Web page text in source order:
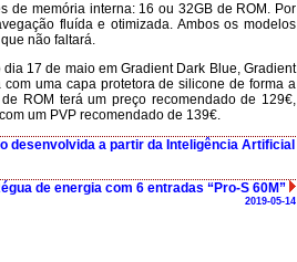
de memória interna: 16 ou 32GB de ROM. Por
fluída e otimizada. Ambos os modelos
não faltará.
17 de maio em Gradient Dark Blue, Gradient
uma capa protetora de silicone de forma a
ROM terá um preço recomendado de 129€,
um PVP recomendado de 139€.
desenvolvida a partir da Inteligência Artificial
de energia com 6 entradas “Pro-S 60M”
2019-05-14